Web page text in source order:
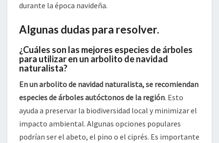
durante la época navideña.
Algunas dudas para resolver.
¿Cuáles son las mejores especies de árboles
para utilizar en un arbolito de navidad
naturalista?
En un arbolito de navidad naturalista, se recomiendan
especies de árboles autóctonos de la región. Esto
ayuda a preservar la biodiversidad local y minimizar el
impacto ambiental. Algunas opciones populares
podrían ser el abeto, el pino o el ciprés. Es importante